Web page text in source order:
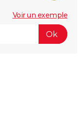
Voir un exemple